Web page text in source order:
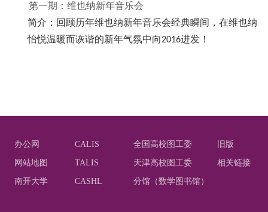
第一期：维也纳新年音乐会
简介：回顾历年维也纳新年音乐会经典瞬间，在维也纳
怡悦温暖而诙谐的新年气氛中向2016进发！
办公网 CALIS 全国高校图工委 旧版
网站地图 TALIS 天津高校图工委 相关链接
南开大学 CASHL 分馆（数学图书馆）